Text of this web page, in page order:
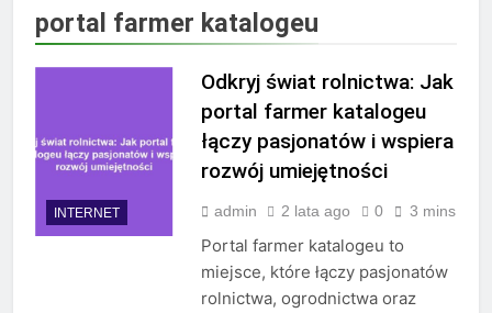
portal farmer katalogeu
INTERNET
Odkryj świat rolnictwa: Jak
portal farmer katalogeu
łączy pasjonatów i wspiera
rozwój umiejętności
admin 2 lata ago 0 3 mins
Portal farmer katalogeu to
miejsce, które łączy pasjonatów
rolnictwa, ogrodnictwa oraz